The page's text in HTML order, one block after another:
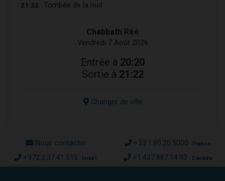
21:22 Tombée de la nuit
Chabbath Réé
Vendredi 7 Août 2026
Entrée à 20:20
Sortie à 21:22
Changer de ville
Nous contacter +33.1.80.20.5000 France
+972.2.37.41.515 Israël +1.437.887.14.93 Canada